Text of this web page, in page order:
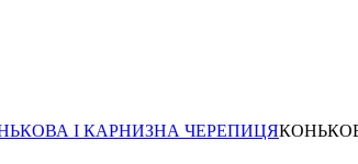
І КАРНИЗНА ЧЕРЕПИЦЯ